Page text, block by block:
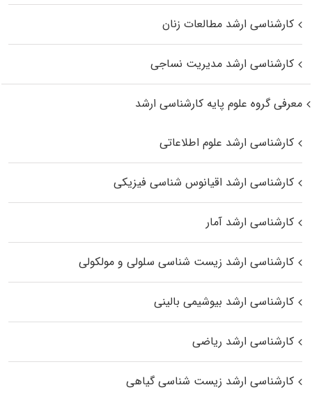
کارشناسی ارشد مطالعات زنان
کارشناسی ارشد مدیریت نساجی
معرفی گروه علوم پایه کارشناسی ارشد
کارشناسی ارشد علوم اطلاعاتی
کارشناسی ارشد اقیانوس‌ شناسی فیزیکی
کارشناسی ارشد آمار
کارشناسی ارشد زیست شناسی سلولی و مولکولی
کارشناسی ارشد بیوشیمی بالینی
کارشناسی ارشد ریاضی
کارشناسی ارشد زیست‌ شناسی گیاهی